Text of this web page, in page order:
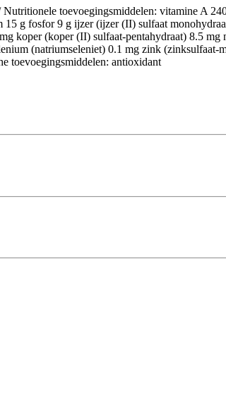
Nutritionele toevoegingsmiddelen: vitamine A
g fosfor 9 g ijzer (ijzer (II) sulfaat
koper (koper (II) sulfaat-pentahydraat) 8.5 mg
(natriumseleniet) 0.1 mg zink (zinksulfaat-
toevoegingsmiddelen: antioxidant